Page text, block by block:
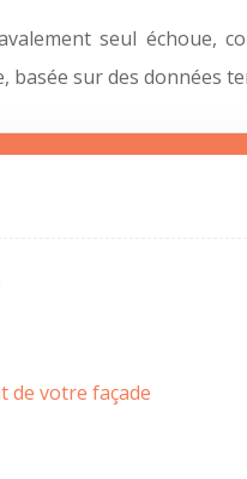
seul échoue,
sur des données
de votre façade